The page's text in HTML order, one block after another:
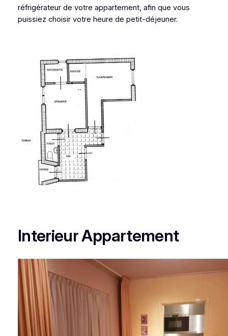
réfrigérateur de votre appartement, afin que vous
puissiez choisir votre heure de petit-déjeuner.
Interieur Appartement